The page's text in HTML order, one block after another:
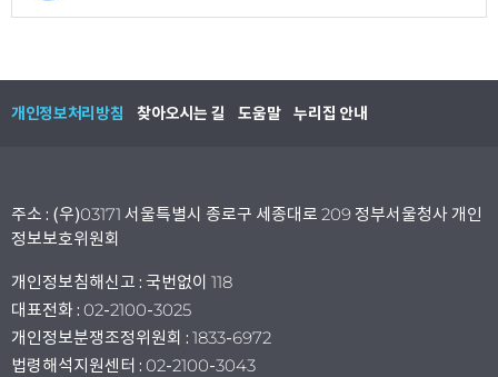
개인정보처리방침 찾아오시는 길 도움말 누리집 안내
주소 : (우)03171 서울특별시 종로구 세종대로 209 정부서울청사 개인
정보보호위원회
개인정보침해신고 : 국번없이 118
대표전화 : 02-2100-3025
개인정보분쟁조정위원회 : 1833-6972
법령해석지원센터 : 02-2100-3043